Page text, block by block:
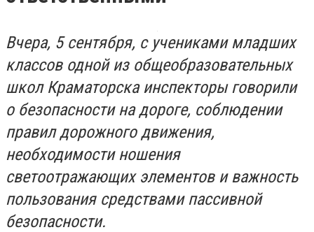
Вчера, 5 сентября, с учениками младших
классов одной из общеобразовательных
школ Краматорска инспекторы говорили
о безопасности на дороге, соблюдении
правил дорожного движения,
необходимости ношения
светоотражающих элементов и важность
пользования средствами пассивной
безопасности.